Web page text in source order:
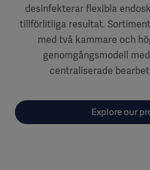
desinfekterar flexibla
tillförlitliga resultat.
med två kammare och
genomgångsmodell
centraliserade
Explore our